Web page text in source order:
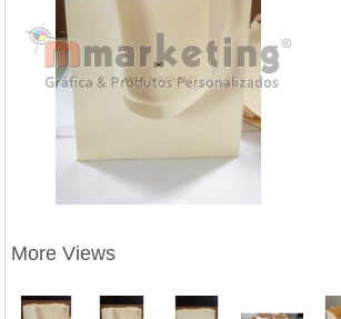
More Views